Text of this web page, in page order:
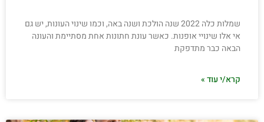
שמלות כלה 2022 שנה הולכת ושנה באה, וכמו שינוי העונות, יש גם
אי אלו שינויי אופנות. כאשר עונת חתונות אחת מסתיימת והעונה
הבאה כבר מתדפקת
קרא/י עוד »